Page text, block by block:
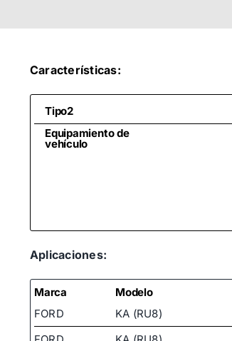
Características:
Tipo2
Equipamiento de
vehículo
Aplicaciones:
Marca Modelo
FORD
KA (RU8)